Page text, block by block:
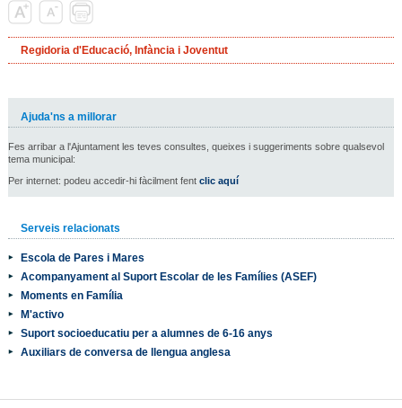
Regidoria d'Educació, Infància i Joventut
Ajuda'ns a millorar
Fes arribar a l'Ajuntament les teves consultes, queixes i suggeriments sobre qualsevol
tema municipal:
Per internet: podeu accedir-hi fàcilment fent clic aquí
Serveis relacionats
Escola de Pares i Mares
Acompanyament al Suport Escolar de les Famílies (ASEF)
Moments en Família
M'activo
Suport socioeducatiu per a alumnes de 6-16 anys
Auxiliars de conversa de llengua anglesa